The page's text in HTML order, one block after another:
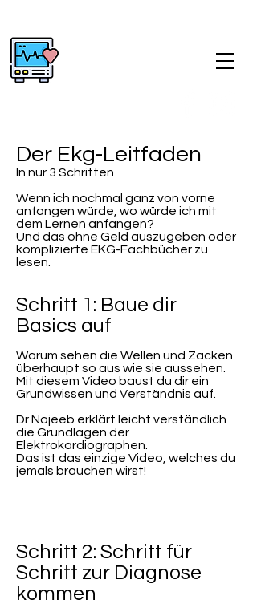
Der Ekg-Leitfaden
In nur 3 Schritten
Wenn ich nochmal ganz von vorne
anfangen würde, wo würde ich mit
dem Lernen anfangen?
Und das ohne Geld auszugeben oder
komplizierte EKG-Fachbücher zu
lesen.
Schritt 1: Baue dir
Basics auf
Warum sehen die Wellen und Zacken
überhaupt so aus wie sie aussehen.
Mit diesem Video baust du dir ein
Grundwissen und Verständnis auf.
Dr Najeeb erklärt leicht verständlich
die Grundlagen der
Elektrokardiographen.
Das ist das einzige Video, welches du
jemals brauchen wirst!
Schritt 2: Schritt für
Schritt zur Diagnose
kommen